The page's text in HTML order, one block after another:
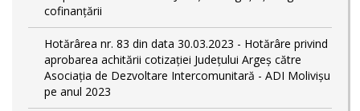
cofinanțării
Hotărârea nr. 83 din data 30.03.2023 - Hotărâre privind
aprobarea achitării cotizației Județului Argeș către
Asociația de Dezvoltare Intercomunitară - ADI Molivișu
pe anul 2023